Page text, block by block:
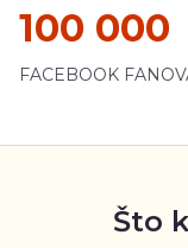
100 000
FACEBOOK
Što